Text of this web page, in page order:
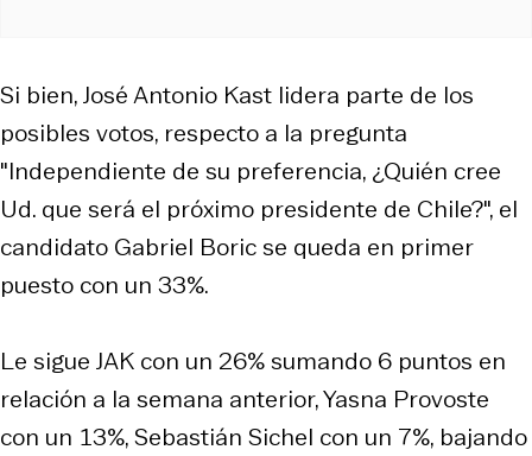
Si bien, José Antonio Kast lidera parte de los
posibles votos, respecto a la pregunta
"Independiente de su preferencia, ¿Quién cree
Ud. que será el próximo presidente de Chile?", el
candidato Gabriel Boric se queda en primer
puesto con un 33%.
Le sigue JAK con un 26% sumando 6 puntos en
relación a la semana anterior, Yasna Provoste
con un 13%, Sebastián Sichel con un 7%, bajando